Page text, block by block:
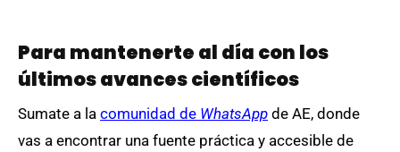
Para mantenerte al día con los
últimos avances científicos
Sumate a la comunidad de WhatsApp de AE, donde
vas a encontrar una fuente práctica y accesible de